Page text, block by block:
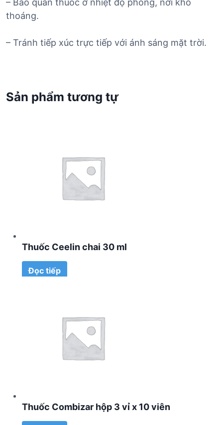
– Bảo quản thuốc ở nhiệt độ phòng, nơi khô
thoáng.
– Tránh tiếp xúc trực tiếp với ánh sáng mặt trời.
Sản phẩm tương tự
Thuốc Ceelin chai 30 ml
Đọc tiếp
Thuốc Combizar hộp 3 vỉ x 10 viên